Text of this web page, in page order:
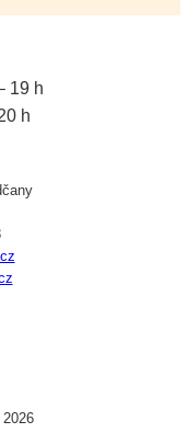
19 h
h